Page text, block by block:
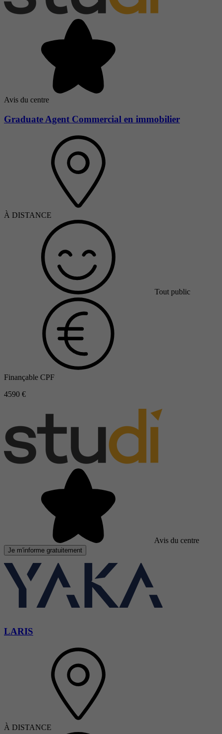
Avis du centre
Graduate Agent Commercial en immobilier
À DISTANCE
Tout public
Finançable CPF
4590 €
Avis du centre
Je m'informe gratuitement
LARIS
À DISTANCE